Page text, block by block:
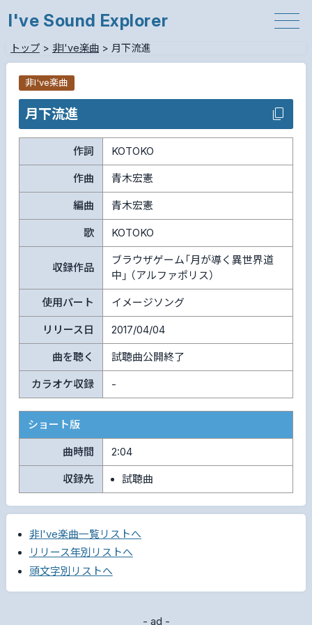
I've Sound Explorer
トップ> 非I've楽曲> 月下流進
非I've楽曲
月下流進
作詞 KOTOKO
作曲 青木宏憲
編曲 青木宏憲
歌 KOTOKO
収録作品
ブラウザゲーム「月が導く異世界道
中」 （アルファポリス）
使用パート イメージソング
リリース日 2017/04/04
曲を聴く 試聴曲公開終了
カラオケ収録 -
ショート版
曲時間 2:04
収録先 試聴曲
非I've楽曲一覧リストへ
リリース年別リストへ
頭文字別リストへ
- ad -